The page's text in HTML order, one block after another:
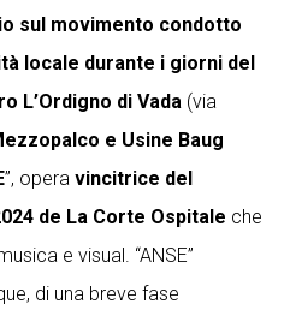
sul movimento condotto
locale durante i giorni del
L’Ordigno di Vada (via
e Usine Baug
”, opera vincitrice del
de La Corte Ospitale che
e visual. “ANSE”
di una breve fase